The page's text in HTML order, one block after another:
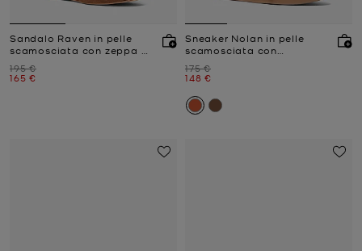
Sandalo Raven in pelle
scamosciata con zeppa e
Prezzo iniziale
195 €
Prezzo attuale
165 €
Sneaker Nolan in pelle
scamosciata con
Prezzo iniziale
175 €
Prezzo attuale
148 €